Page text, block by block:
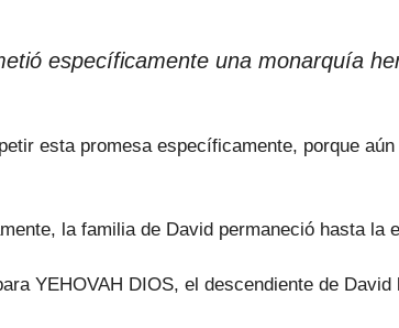
específicamente una monarquía
esta promesa específicamente, porque
la familia de David permaneció hasta la
YEHOVAH DIOS, el descendiente de David